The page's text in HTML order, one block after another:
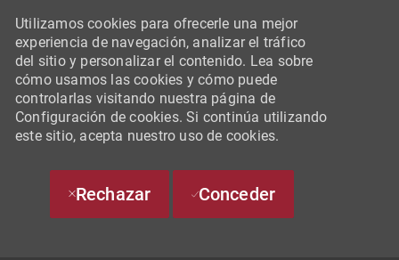
Utilizamos cookies para ofrecerle una mejor
experiencia de navegación, analizar el tráfico
del sitio y personalizar el contenido. Lea sobre
cómo usamos las cookies y cómo puede
controlarlas visitando nuestra página de
Configuración de cookies. Si continúa utilizando
este sitio, acepta nuestro uso de cookies.
Rechazar Conceder